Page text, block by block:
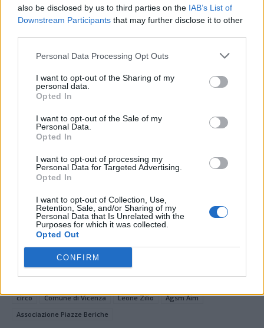
also be disclosed by us to third parties on the IAB’s List of
Downstream Participants that may further disclose it to other
Personal Data Processing Opt Outs
I want to opt-out of the Sharing of my
personal data.
Opted In
I want to opt-out of the Sale of my
Personal Data.
Opted In
I want to opt-out of processing my
Personal Data for Targeted Advertising.
Opted In
I want to opt-out of Collection, Use,
Retention, Sale, and/or Sharing of my
Personal Data that Is Unrelated with the
Purposes for which it was collected.
Opted Out
CONFIRM
giochi di luci e momenti di grande suggestione per chiudere in
bellezza questa rassegna.
“Con sei appuntamenti dedicati al gioco e alla magia”, commenta
assessore Leone Zilio
, “vogliamo portare nelle piazze principali
nostra città ancora più viva e festosa”. L’intera rassegna mira a
valorizzare le tradizioni dell’intrattenimento di strada, offrendo
creando un vero e proprio festival di emozioni che coinvolge tutte
Il programma completo si può consultare sulla
del sito degli eventi del Comune di Vicenza.
circo
Comune di Vicenza Leone Zilio
Agsm Aim
Associazione Piazze Beriche